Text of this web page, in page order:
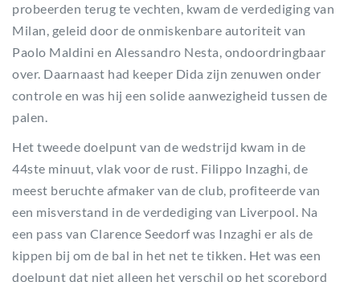
probeerden terug te vechten, kwam de verdediging van
Milan, geleid door de onmiskenbare autoriteit van
Paolo Maldini en Alessandro Nesta, ondoordringbaar
over. Daarnaast had keeper Dida zijn zenuwen onder
controle en was hij een solide aanwezigheid tussen de
palen.
Het tweede doelpunt van de wedstrijd kwam in de
44ste minuut, vlak voor de rust. Filippo Inzaghi, de
meest beruchte afmaker van de club, profiteerde van
een misverstand in de verdediging van Liverpool. Na
een pass van Clarence Seedorf was Inzaghi er als de
kippen bij om de bal in het net te tikken. Het was een
doelpunt dat niet alleen het verschil op het scorebord